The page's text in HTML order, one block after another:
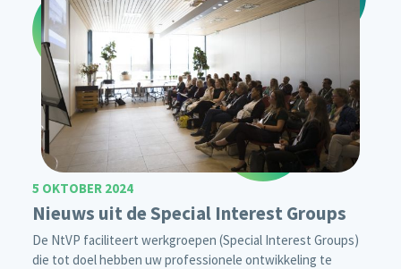
5 OKTOBER 2024
Nieuws uit de Special Interest Groups
De NtVP faciliteert werkgroepen (Special Interest Groups)
die tot doel hebben uw professionele ontwikkeling te